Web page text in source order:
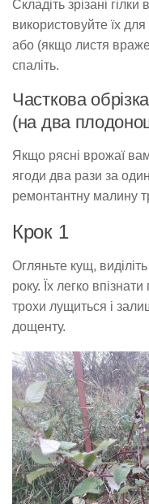
Складіть зрізані
використовуйте їх
або (якщо листя
спаліть.
Часткова
(на два
Якщо рясні врожаї вам
ягоди два рази за
ремонтантну малину
Крок 1
Огляньте кущ,
року. Їх легко
трохи лущиться і
дощенту.